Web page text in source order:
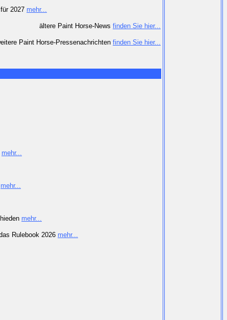
2027 mehr...
ältere Paint Horse-News finden Sie hier...
Paint Horse-Pressenachrichten finden Sie hier...
mehr...
mehr...
mehr...
Rulebook 2026 mehr...